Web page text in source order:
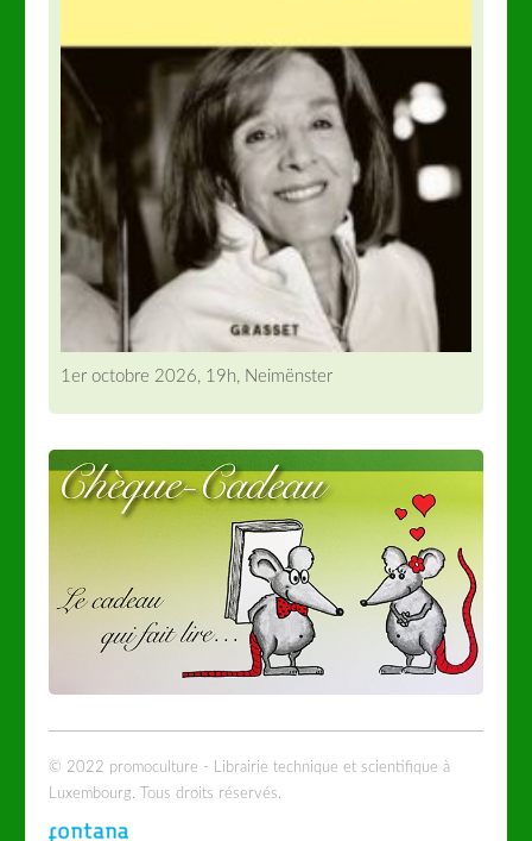
1er octobre 2026, 19h, Neimënster
© 2022 promoculture - Librairie technique et scientifique à
Luxembourg. Tous droits réservés.